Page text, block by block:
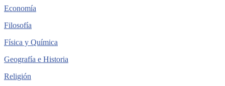
Economía
Filosofía
Física y Química
Geografía e Historia
Religión